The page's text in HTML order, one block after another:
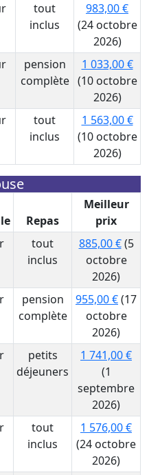
tout
inclus
983,00 €
(24 octobre
2026)
pension
complète
1 033,00 €
(10 octobre
2026)
tout
inclus
1 563,00 €
(10 octobre
2026)
Repas
Meilleur
prix
tout
inclus
885,00 €(5
octobre
2026)
pension
complète
955,00 €(17
octobre
2026)
petits
déjeuners
1 741,00 €
(1
septembre
2026)
tout
inclus
1 576,00 €
(24 octobre
2026)